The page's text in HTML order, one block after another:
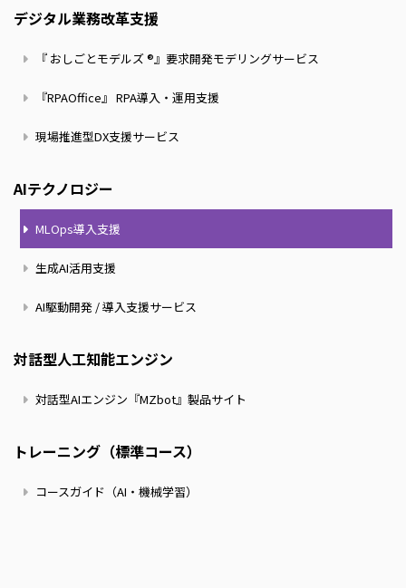
デジタル業務改革支援
『 おしごとモデルズ ®』要求開発モデリングサービス
『RPAOffice』 RPA導入・運用支援
現場推進型DX支援サービス
AIテクノロジー
MLOps導入支援
生成AI活用支援
AI駆動開発 / 導入支援サービス
対話型人工知能エンジン
対話型AIエンジン『MZbot』製品サイト
トレーニング（標準コース）
コースガイド（AI・機械学習）